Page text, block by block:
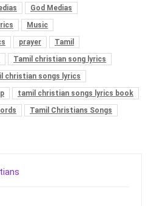
God Medias
Music
prayer
Tamil
Tamil christian song lyrics
christian songs lyrics
tamil christian songs lyrics book
Tamil Christians Songs